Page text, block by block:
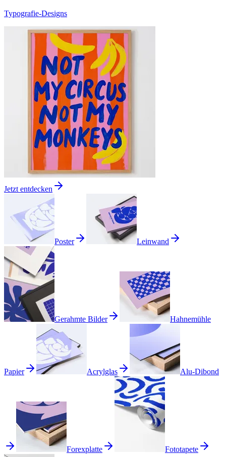
Typografie-Designs
Jetzt entdecken
Poster Leinwand
Gerahmte Bilder Hahnemühle
Papier Acrylglas Alu-Dibond
Forexplatte Fototapete